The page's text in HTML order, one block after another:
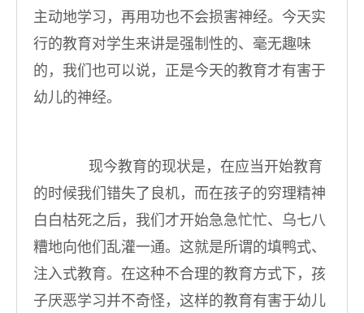
主动地学习，再用功也不会损害神经。今天实
行的教育对学生来讲是强制性的、毫无趣味
的，我们也可以说，正是今天的教育才有害于
幼儿的神经。
现今教育的现状是，在应当开始教育
的时候我们错失了良机，而在孩子的穷理精神
白白枯死之后，我们才开始急急忙忙、乌七八
糟地向他们乱灌一通。这就是所谓的填鸭式、
注入式教育。在这种不合理的教育方式下，孩
子厌恶学习并不奇怪，这样的教育有害于幼儿